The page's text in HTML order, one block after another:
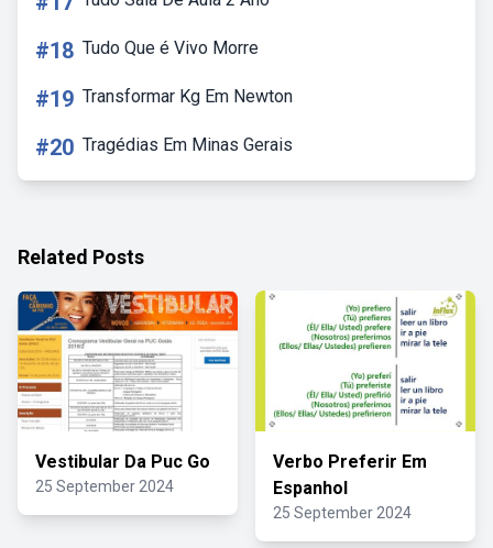
#18 Tudo Que é Vivo Morre
#19 Transformar Kg Em Newton
#20 Tragédias Em Minas Gerais
Related Posts
Vestibular Da Puc Go
25 September 2024
Verbo Preferir Em
Espanhol
25 September 2024